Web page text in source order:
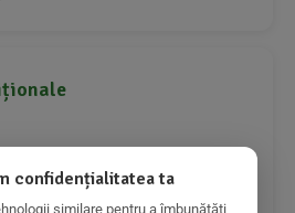
confidențialitatea ta
similare pentru a îmbunătăți